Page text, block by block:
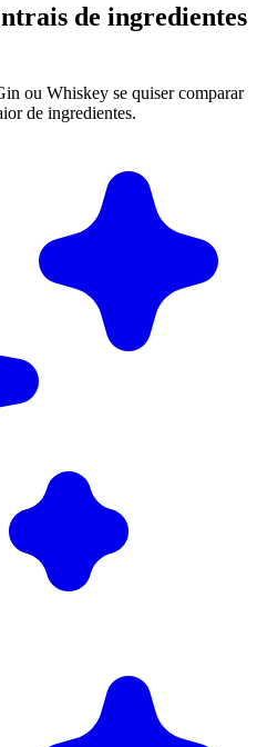
de ingredientes
ou Whiskey se quiser comparar
de ingredientes.